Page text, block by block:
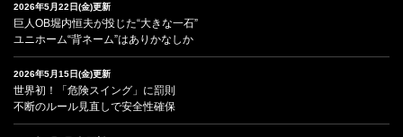
2026年5月22日(金)更新
巨人OB堀内恒夫が投じた“大きな一石”
ユニホーム“背ネーム”はありかなしか
2026年5月15日(金)更新
世界初！「危険スイング」に罰則
不断のルール見直しで安全性確保